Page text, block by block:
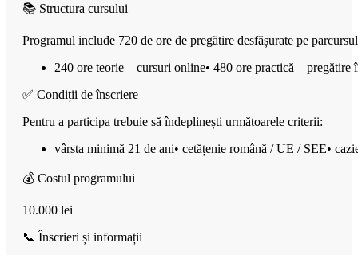
📚 Structura cursului
Programul include 720 de ore de pregătire desfășurate pe
240 ore teorie – cursuri online• 480 ore practică – pregătire
✅ Condiții de înscriere
Pentru a participa trebuie să îndeplinești următoarele criterii:
vârsta minimă 21 de ani• cetățenie română / UE / SEE•
💰 Costul programului
10.000 lei
📞 Înscrieri și informații